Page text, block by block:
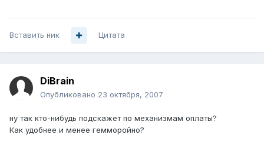
Вставить ник Цитата
DiBrain
Опубликовано 23 октября, 2007
ну так кто-нибудь подскажет по механизмам оплаты?
Как удобнее и менее гемморойно?